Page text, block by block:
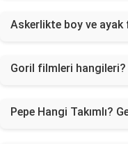
Askerlikte boy ve ayak
Goril filmleri hangileri?
Pepe Hangi Takımlı?